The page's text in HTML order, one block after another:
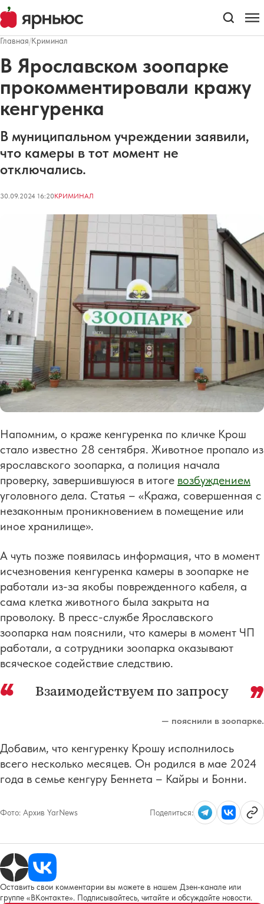
Главная/Криминал
В Ярославском зоопарке
прокомментировали кражу
кенгуренка
В муниципальном учреждении заявили,
что камеры в тот момент не
отключались.
30.09.2024 16:20КРИМИНАЛ
Напомним, о краже кенгуренка по кличке Крош
стало известно 28 сентября. Животное пропало из
ярославского зоопарка, а полиция начала
проверку, завершившуюся в итоге возбуждением
уголовного дела. Статья – «Кража, совершенная с
незаконным проникновением в помещение или
иное хранилище».
А чуть позже появилась информация, что в момент
исчезновения кенгуренка камеры в зоопарке не
работали из-за якобы поврежденного кабеля, а
сама клетка животного была закрыта на
проволоку. В пресс-службе Ярославского
зоопарка нам пояснили, что камеры в момент ЧП
работали, а сотрудники зоопарка оказывают
всяческое содействие следствию.
Взаимодействуем по запросу
— пояснили в зоопарке.
Добавим, что кенгуренку Крошу исполнилось
всего несколько месяцев. Он родился в мае 2024
года в семье кенгуру Беннета – Кайры и Бонни.
Фото: Архив YarNews Поделиться:
Оставить свои комментарии вы можете в нашем Дзен-канале или
группе «ВКонтакте». Подписывайтесь, читайте и обсуждайте новости.